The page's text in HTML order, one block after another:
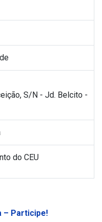
S/N - Jd. Belcito -
do CEU
– Participe!